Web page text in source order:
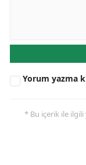
Yorum yazma
* Bu içerik ile ilgili